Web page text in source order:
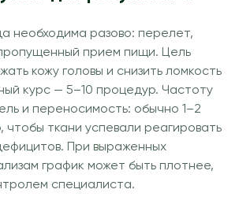
необходима разово: перелет,
прием пищи. Цель
кожу головы и снизить ломкость
курс — 5–10 процедур. Частоту
и переносимость: обычно 1–2
чтобы ткани успевали реагировать
При выраженных
график может быть плотнее,
специалиста.